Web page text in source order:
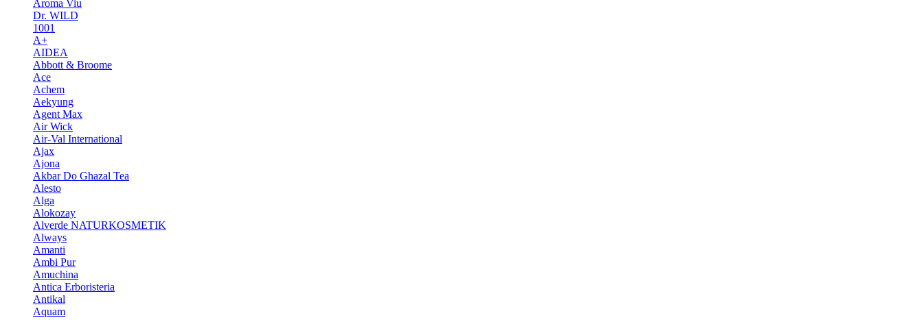
Aroma Viu
Dr. WILD
1001
A+
AIDEA
Abbott & Broome
Ace
Achem
Aekyung
Agent Max
Air Wick
Air-Val International
Ajax
Ajona
Akbar Do Ghazal Tea
Alesto
Alga
Alokozay
Alverde NATURKOSMETIK
Always
Amanti
Ambi Pur
Amuchina
Antica Erboristeria
Antikal
Aquam